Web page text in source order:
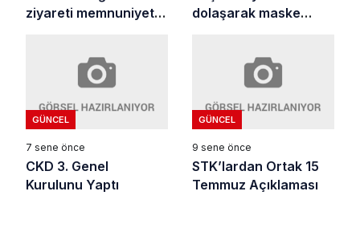
ziyareti memnuniyet
dolaşarak maske
GÜNCEL
7 sene önce
CKD 3. Genel
Kurulunu Yaptı
GÜNCEL
9 sene önce
STK’lardan Ortak 15
Temmuz Açıklaması